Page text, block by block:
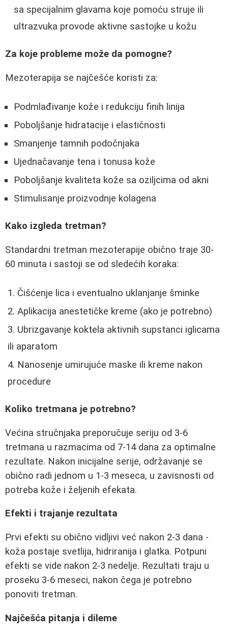
sa specijalnim glavama koje pomoću struje ili
ultrazvuka provode aktivne sastojke u kožu
Za koje probleme može da pomogne?
Mezoterapija se najčešće koristi za:
Podmlađivanje kože i redukciju finih linija
Poboljšanje hidratacije i elastičnosti
Smanjenje tamnih podočnjaka
Ujednačavanje tena i tonusa kože
Poboljšanje kvaliteta kože sa oziljcima od akni
Stimulisanje proizvodnje kolagena
Kako izgleda tretman?
Standardni tretman mezoterapije obično traje 30-
60 minuta i sastoji se od sledećih koraka:
Čišćenje lica i eventualno uklanjanje šminke
Aplikacija anestetičke kreme (ako je potrebno)
Ubrizgavanje koktela aktivnih supstanci iglicama
ili aparatom
Nanosenje umirujuće maske ili kreme nakon
procedure
Koliko tretmana je potrebno?
Većina stručnjaka preporučuje seriju od 3-6
tretmana u razmacima od 7-14 dana za optimalne
rezultate. Nakon inicijalne serije, održavanje se
obično radi jednom u 1-3 meseca, u zavisnosti od
potreba kože i željenih efekata.
Efekti i trajanje rezultata
Prvi efekti su obično vidljivi već nakon 2-3 dana -
koža postaje svetlija, hidriranija i glatka. Potpuni
efekti se vide nakon 2-3 nedelje. Rezultati traju u
proseku 3-6 meseci, nakon čega je potrebno
ponoviti tretman.
Najčešća pitanja i dileme